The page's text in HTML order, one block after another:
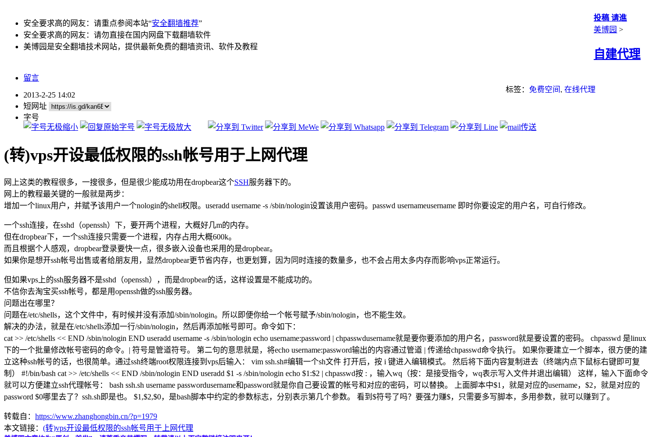
安全要求高的网友：请重点参阅本站“安全翻墙推荐”
安全要求高的网友：请勿直接在国内网盘下载翻墙软件
美博园是安全翻墙技术网站，提供最新免费的翻墙资讯、软件及教程
投稿 请進
美博园 >
自建代理
留言
标签： 免费空间 , 在线代理
2013-2-25 14:02
短网址
字号
(转)vps开设最低权限的ssh帐号用于上网代理
网上这类的教程很多，一搜很多，但是很少能成功用在dropbear这个SSH服务器下的。
网上的教程最关键的一般就是两步：
增加一个linux用户，并赋予该用户一个nologin的shell权限。useradd username -s /sbin/nologin设置该用户密码。passwd usernameusername 即时你要设定的用户名，可自行修改。
一个ssh连接，在sshd（openssh）下，要开两个进程，大概好几m的内存。
但在dropbear下，一个ssh连接只需要一个进程，内存占用大概600k。
而且根据个人感观，dropbear登录要快一点，很多嵌入设备也采用的是dropbear。
如果你是想开ssh帐号出售或者给朋友用，显然dropbear更节省内存，也更划算，因为同时连接的数量多，也不会占用太多内存而影响vps正常运行。
但如果vps上的ssh服务器不是sshd（openssh），而是dropbear的话，这样设置是不能成功的。
不信你去淘宝买ssh帐号，都是用openssh做的ssh服务器。
问题出在哪里？
问题在/etc/shells，这个文件中，有时候并没有添加/sbin/nologin。所以即便你给一个帐号赋予/sbin/nologin，也不能生效。
解决的办法，就是在/etc/shells添加一行/sbin/nologin，然后再添加帐号即可。命令如下：
cat >> /etc/shells << END /sbin/nologin END useradd username -s /sbin/nologin echo username:password | chpasswdusername就是要你要添加的用户名，password就是要设置的密码。 chpasswd 是linux
下的一个批量修改帐号密码的命令。| 符号是管道符号。 第二句的意思就是，将echo username:password输出的内容通过管道 | 传递给chpasswd命令执行。 如果你要建立一个脚本，很方便的建
立这种ssh帐号的话，也很简单。通过ssh终端root权限连接到vps后输入： vim ssh.sh#编辑一个sh文件 打开后，按 i 键进入编辑模式。 然后将下面内容复制进去（终端内点下鼠标右键即可复
制） #!/bin/bash cat >> /etc/shells << END /sbin/nologin END useradd $1 -s /sbin/nologin echo $1:$2 | chpasswd按 : ，输入wq（按：是接受指令，wq表示写入文件并退出编辑） 这样，输入下面命令
就可以方便建立ssh代理帐号： bash ssh.sh username passwordusername和password就是你自己要设置的帐号和对应的密码，可以替换。 上面脚本中$1，就是对应的username，$2，就是对应的
password $0哪里去了？ssh.sh即是也。 $1,$2,$0，是bash脚本中约定的参数标志，分别表示第几个参数。 看到$符号了吗？要强力赚$，只需要多写脚本，多用参数，就可以赚到了。
转载自： https://www.zhanghongbin.cn/?p=1979
本文链接： (转)vps开设最低权限的ssh帐号用于上网代理